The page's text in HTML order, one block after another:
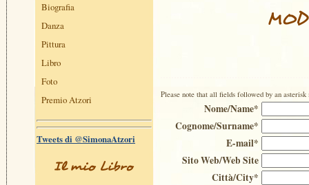
Please note that all fields followed by an
Nome/Name*
Cognome/Surname*
E-mail*
Sito Web/Web Site
Città/City*
Biografia
Danza
Pittura
Libro
Foto
Premio Atzori
Tweets di @SimonaAtzori
Il mio Libro